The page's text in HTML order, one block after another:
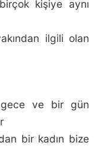
kişiye aynı
ilgili olan
gece ve bir gün
bir kadın bize